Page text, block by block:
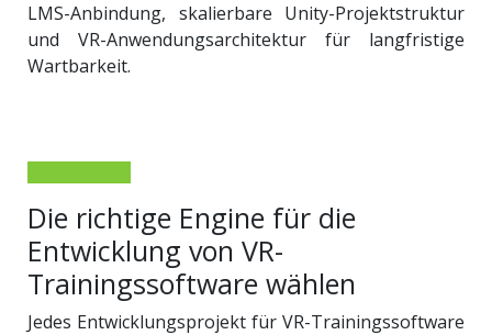
LMS-Anbindung, skalierbare Unity-Projektstruktur
und VR-Anwendungsarchitektur für langfristige
Wartbarkeit.
Die richtige Engine für die
Entwicklung von VR-
Trainingssoftware wählen
Jedes Entwicklungsprojekt für VR-Trainingssoftware